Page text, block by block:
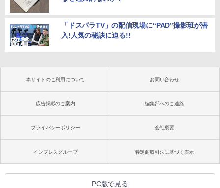
「ドスパラTV」の配信現場に“PAD”撮影班が潜
入!人気の秘訣に迫る!!
本サイトのご利用について お問い合わせ
広告掲載のご案内 編集部へのご連絡
プライバシーポリシー 会社概要
インプレスグループ 特定商取引法に基づく表示
PC版で見る